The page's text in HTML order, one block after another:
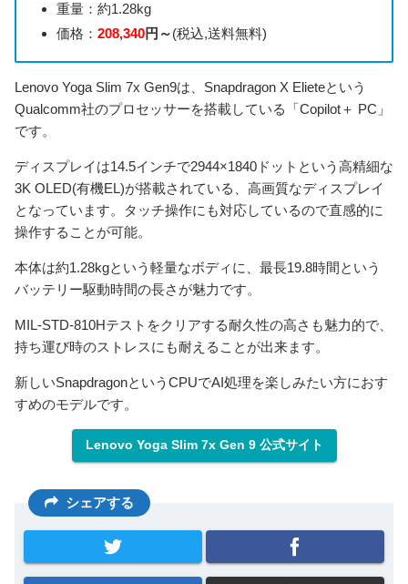
重量：約1.28kg
価格： 208,340円～(税込,送料無料)
Lenovo Yoga Slim 7x Gen9は、Snapdragon X Elieteという
Qualcomm社のプロセッサーを搭載している「Copilot＋ PC」
です。
ディスプレイは14.5インチで2944×1840ドットという高精細な
3K OLED(有機EL)が搭載されている、高画質なディスプレイ
となっています。タッチ操作にも対応しているので直感的に
操作することが可能。
本体は約1.28kgという軽量なボディに、最長19.8時間という
バッテリー駆動時間の長さが魅力です。
MIL-STD-810Hテストをクリアする耐久性の高さも魅力的で、
持ち運び時のストレスにも耐えることが出来ます。
新しいSnapdragonというCPUでAI処理を楽しみたい方におす
すめのモデルです。
Lenovo Yoga Slim 7x Gen 9 公式サイト
シェアする